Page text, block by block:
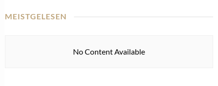
MEISTGELESEN
No Content Available